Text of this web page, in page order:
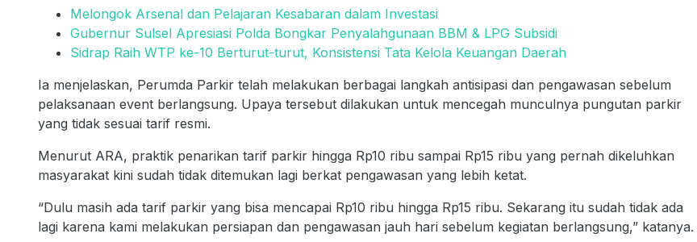
Melongok Arsenal dan Pelajaran Kesabaran dalam Investasi
Gubernur Sulsel Apresiasi Polda Bongkar Penyalahgunaan BBM & LPG Subsidi
Sidrap Raih WTP ke-10 Berturut-turut, Konsistensi Tata Kelola Keuangan Daerah
Ia menjelaskan, Perumda Parkir telah melakukan berbagai langkah antisipasi dan pengawasan sebelum
pelaksanaan event berlangsung. Upaya tersebut dilakukan untuk mencegah munculnya pungutan parkir
yang tidak sesuai tarif resmi.
Menurut ARA, praktik penarikan tarif parkir hingga Rp10 ribu sampai Rp15 ribu yang pernah dikeluhkan
masyarakat kini sudah tidak ditemukan lagi berkat pengawasan yang lebih ketat.
“Dulu masih ada tarif parkir yang bisa mencapai Rp10 ribu hingga Rp15 ribu. Sekarang itu sudah tidak ada
lagi karena kami melakukan persiapan dan pengawasan jauh hari sebelum kegiatan berlangsung,” katanya.